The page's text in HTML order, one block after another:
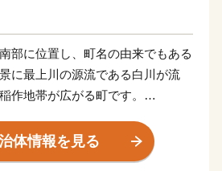
部に位置し、町名の由来でもある
に最上川の源流である白川が流
作地帯が広がる町です。
「東洋のアルカディア（理想
林と散居集落が織りなす、農村の
体情報を見る